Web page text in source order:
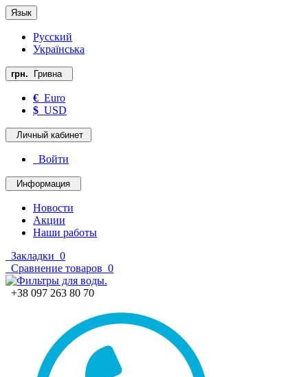
Язык
Русский
Українська
грн. Гривна
€ Euro
$ USD
Личный кабинет
Войти
Информация
Новости
Акции
Наши работы
Закладки 0
Сравнение товаров 0
+38 097 263 80 70